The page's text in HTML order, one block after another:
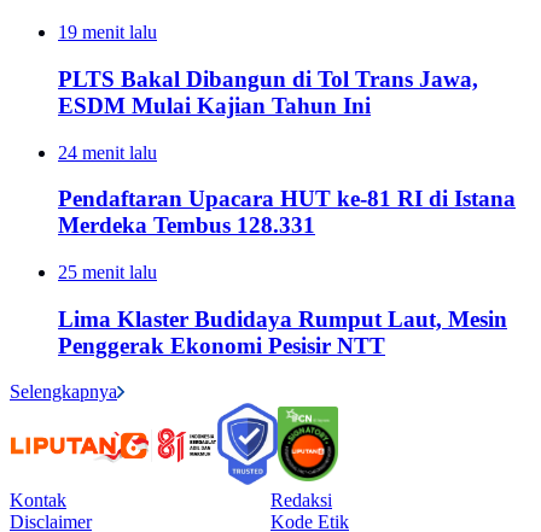
19 menit lalu
PLTS Bakal Dibangun di Tol Trans Jawa,
ESDM Mulai Kajian Tahun Ini
24 menit lalu
Pendaftaran Upacara HUT ke-81 RI di Istana
Merdeka Tembus 128.331
25 menit lalu
Lima Klaster Budidaya Rumput Laut, Mesin
Penggerak Ekonomi Pesisir NTT
Selengkapnya
Kontak
Redaksi
Disclaimer
Kode Etik